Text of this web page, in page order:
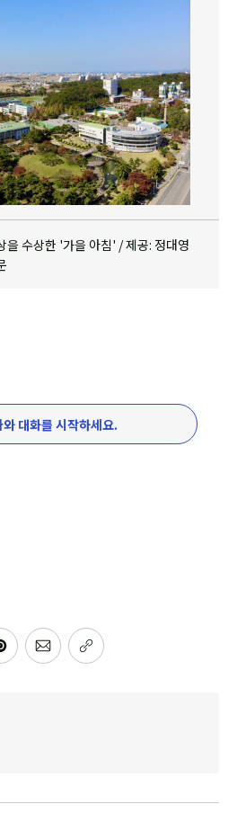
수상한 '가을 아침' / 제공: 정대영
와 대화를 시작하세요.